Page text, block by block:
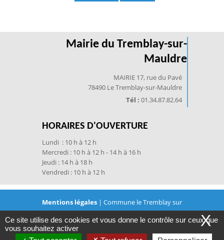
Mairie du Tremblay-sur-
Mauldre
MAIRIE 17, rue du Pavé
78490 Le Tremblay-sur-Mauldre
Tél : 01.34.87.82.64
HORAIRES D'OUVERTURE
Lundi : 10 h à 12 h
Mercredi : 10 h à 12 h - 14 h à 16 h
Jeudi : 14 h à 18 h
Vendredi : 10 h à 12 h
Mentions légales | Commune le Tremblay sur
Mauldre © 2021 | ConceptionJVS-Mairistem avec X
Ce site utilise des cookies et vous donne le contrôle sur ceux que
vous souhaitez activer